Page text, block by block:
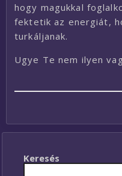
hogy magukkal
fektetik az energiát,
turkáljanak.
Ugye Te nem ilyen
Keresés